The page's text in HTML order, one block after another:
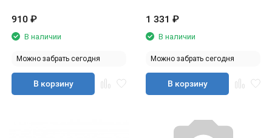
910 ₽
В наличии
Можно забрать сегодня
В корзину
1 331 ₽
В наличии
Можно забрать сегодня
В корзину